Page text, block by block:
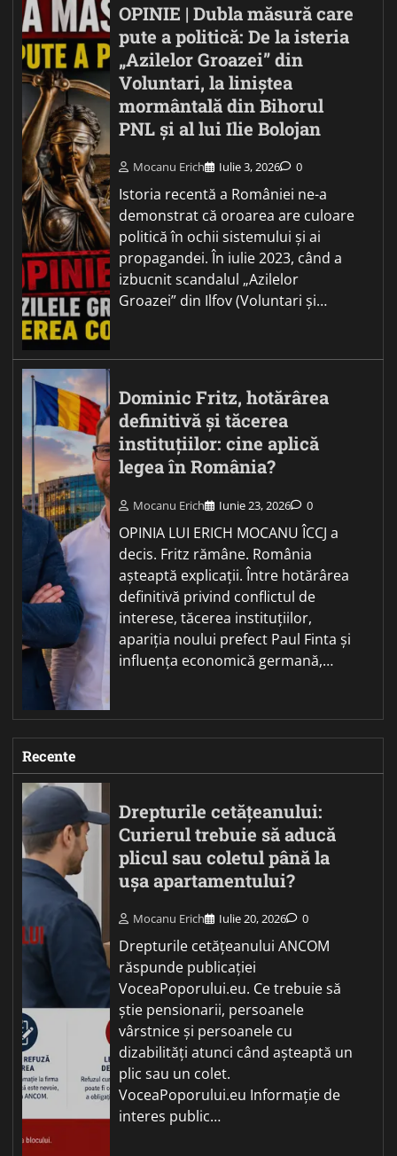
OPINIE | Dubla măsură care
pute a politică: De la isteria
„Azilelor Groazei” din
Voluntari, la liniștea
mormântală din Bihorul
PNL și al lui Ilie Bolojan
Mocanu Erich Iulie 3, 2026 0
Istoria recentă a României ne-a
demonstrat că oroarea are culoare
politică în ochii sistemului și ai
propagandei. În iulie 2023, când a
izbucnit scandalul „Azilelor
Groazei” din Ilfov (Voluntari și…
Dominic Fritz, hotărârea
definitivă și tăcerea
instituțiilor: cine aplică
legea în România?
Mocanu Erich Iunie 23, 2026 0
OPINIA LUI ERICH MOCANU ÎCCJ a
decis. Fritz rămâne. România
așteaptă explicații. Între hotărârea
definitivă privind conflictul de
interese, tăcerea instituțiilor,
apariția noului prefect Paul Finta și
influența economică germană,…
Recente
Drepturile cetățeanului:
Curierul trebuie să aducă
plicul sau coletul până la
ușa apartamentului?
Mocanu Erich Iulie 20, 2026 0
Drepturile cetățeanului ANCOM
răspunde publicației
VoceaPoporului.eu. Ce trebuie să
știe pensionarii, persoanele
vârstnice și persoanele cu
dizabilități atunci când așteaptă un
plic sau un colet.
VoceaPoporului.eu Informație de
interes public…